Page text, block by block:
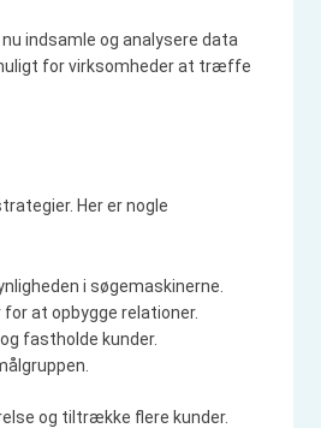
indsamle og analysere data
for virksomheder at træffe
Her er nogle
i søgemaskinerne.
at opbygge relationer.
fastholde kunder.
og tiltrække flere kunder.